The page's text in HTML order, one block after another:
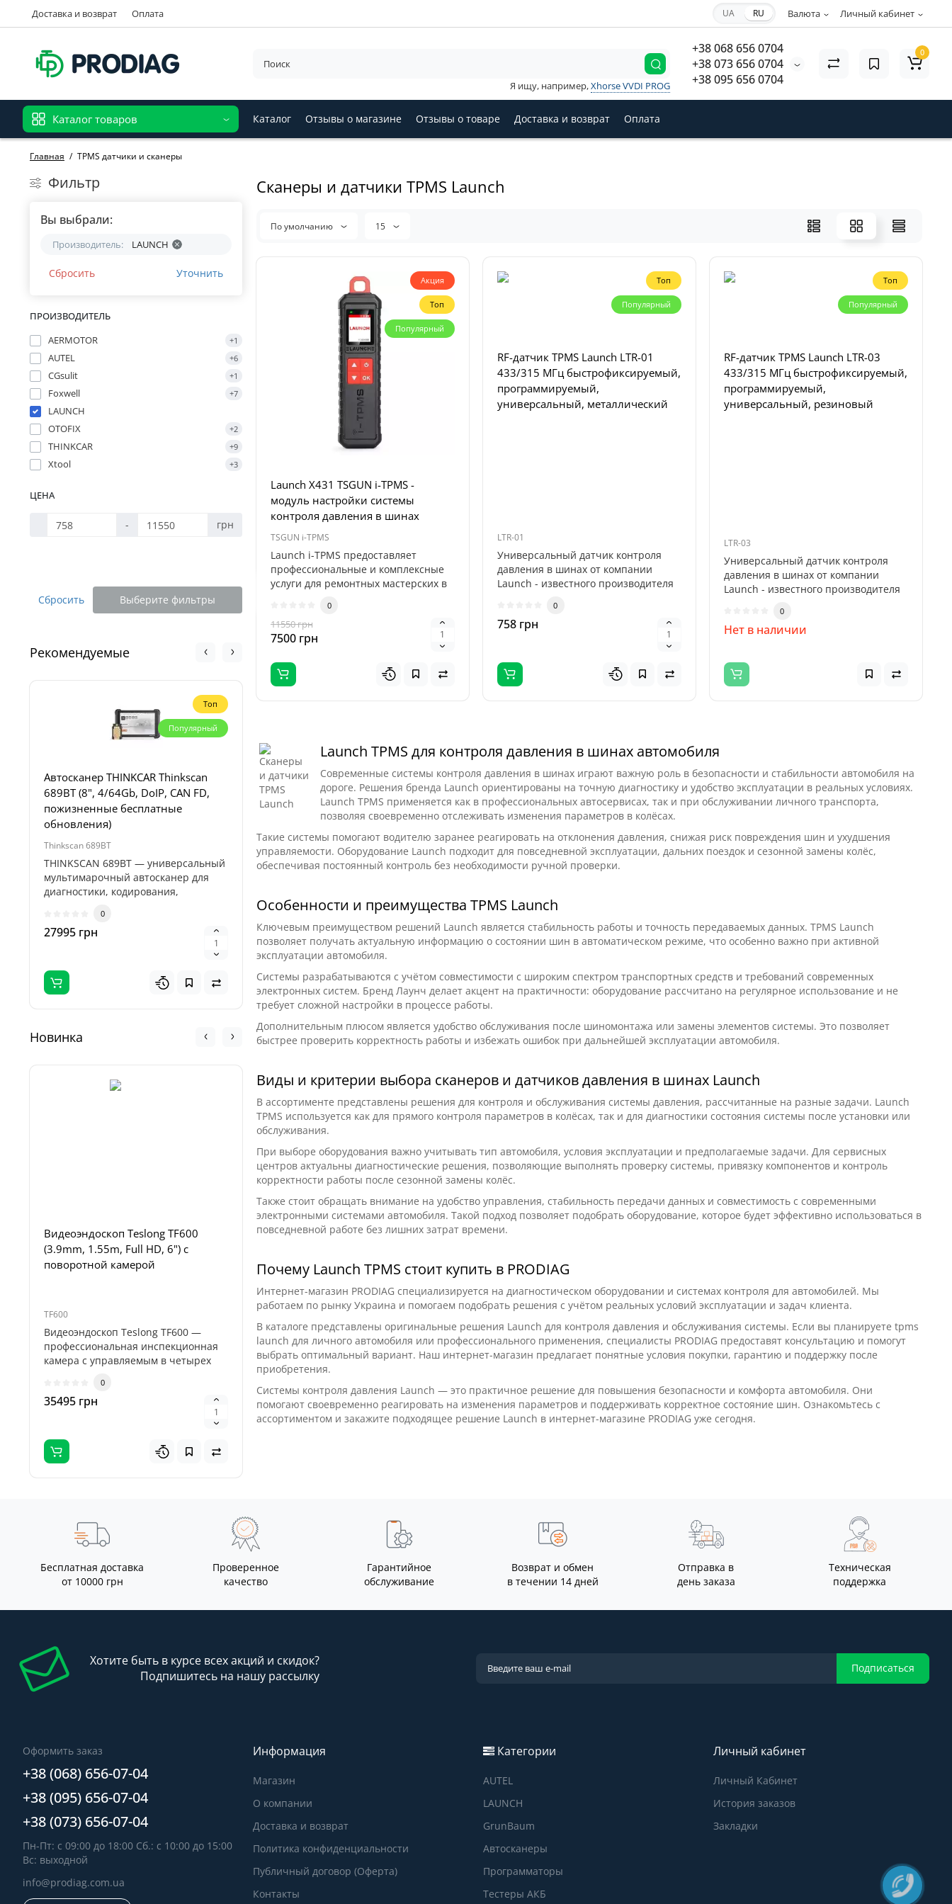
Доставка и возврат Оплата Личный кабинет
Валюта
UA RU
+38 068 656 0704
+38 073 656 0704
+38 095 656 0704
Я ищу, например,Xhorse VVDI PROG
0
Каталог товаров Каталог Отзывы о магазине Отзывы о товаре Доставка и возврат Оплата
Главная TPMS датчики и сканеры
Фильтр
Вы выбрали:
Производитель: LAUNCH
Сбросить Уточнить
ПРОИЗВОДИТЕЛЬ
AERMOTOR
+1
AUTEL +6
CGsulit +1
Foxwell +7
LAUNCH
OTOFIX
+2
THINKCAR +9
Xtool +3
ЦЕНА
- грн
Сбросить Выберите фильтры
Рекомендуемые
Топ
Популярный
Автосканер THINKCAR Thinkscan
689BT (8", 4/64Gb, DoIP, CAN FD,
пожизненные бесплатные
обновления)
Thinkscan 689BT
THINKSCAN 689BT — универсальный
мультимарочный автосканер для
диагностики, кодирования,
0
27995 грн
Пуско-зарядное устройство
Profiline Titan 32000 (32000mAh,
4000А, 12V, 118.4Wh)
Пуско-зарядное устройство Profiline
предназначенный дл..
0
5995 грн
Новинка
Видеоэндоскоп Teslong TF600
(3.9mm, 1.55m, Full HD, 6") с
поворотной камерой
TF600
Видеоэндоскоп Teslong TF600 —
профессиональная инспекционная
камера с управляемым в четырех
0
35495 грн
Комплект зеркал Teslong 5-Mirror
NTG100/150/450/500 (5 шт.)
Teslong 5-Mirror Set
Teslong 5-Mirror Set — комплект из
пяти сменных боковых зеркал для
бороскопов Teslong серий NTG100, ..
895 грн
Паяльная станция YIHUA 992D-III 3
в 1 (C210 1140W; C245 1220W;
термофен 1000W)
992D-III
Паяльная станция YIHUA 992D-III 2 в
1 — профессиональная
комбинированная станция для
8295 грн
Сканеры и датчики TPMS Launch
По умолчанию 15
Акция
Топ
Популярный
Launch X431 TSGUN i-TPMS -
модуль настройки системы
контроля давления в шинах
TSGUN i-TPMS
Launch i-TPMS предоставляет
профессиональные и комплексные
услуги для ремонтных мастерских в
0
11550 грн
7500 грн
Топ
Популярный
RF-датчик TPMS Launch LTR-01
433/315 МГц быстрофиксируемый,
программируемый,
универсальный, металлический
LTR-01
Универсальный датчик контроля
давления в шинах от компании
Launch - известного производителя
0
758 грн
Топ
Популярный
RF-датчик TPMS Launch LTR-03
433/315 МГц быстрофиксируемый,
программируемый,
универсальный, резиновый
LTR-03
Универсальный датчик контроля
давления в шинах от компании
Launch - известного производителя
0
Нет в наличии
Launch TPMS для контроля давления в шинах автомобиля
Современные системы контроля давления в шинах играют важную роль в безопасности и стабильности автомобиля на
дороге. Решения бренда Launch ориентированы на точную диагностику и удобство эксплуатации в реальных условиях.
Launch TPMS применяется как в профессиональных автосервисах, так и при обслуживании личного транспорта,
позволяя своевременно отслеживать изменения параметров в колёсах.
Такие системы помогают водителю заранее реагировать на отклонения давления, снижая риск повреждения шин и ухудшения
управляемости. Оборудование Launch подходит для повседневной эксплуатации, дальних поездок и сезонной замены колёс,
обеспечивая постоянный контроль без необходимости ручной проверки.
Особенности и преимущества TPMS Launch
Ключевым преимуществом решений Launch является стабильность работы и точность передаваемых данных. TPMS Launch
позволяет получать актуальную информацию о состоянии шин в автоматическом режиме, что особенно важно при активной
эксплуатации автомобиля.
Системы разрабатываются с учётом совместимости с широким спектром транспортных средств и требований современных
электронных систем. Бренд Лаунч делает акцент на практичности: оборудование рассчитано на регулярное использование и не
требует сложной настройки в процессе работы.
Дополнительным плюсом является удобство обслуживания после шиномонтажа или замены элементов системы. Это позволяет
быстрее проверить корректность работы и избежать ошибок при дальнейшей эксплуатации автомобиля.
Виды и критерии выбора сканеров и датчиков давления в шинах Launch
В ассортименте представлены решения для контроля и обслуживания системы давления, рассчитанные на разные задачи. Launch
TPMS используется как для прямого контроля параметров в колёсах, так и для диагностики состояния системы после установки или
обслуживания.
При выборе оборудования важно учитывать тип автомобиля, условия эксплуатации и предполагаемые задачи. Для сервисных
центров актуальны диагностические решения, позволяющие выполнять проверку системы, привязку компонентов и контроль
корректности работы после сезонной замены колёс.
Также стоит обращать внимание на удобство управления, стабильность передачи данных и совместимость с современными
электронными системами автомобиля. Такой подход позволяет подобрать оборудование, которое будет эффективно использоваться в
повседневной работе без лишних затрат времени.
Почему Launch TPMS стоит купить в PRODIAG
Интернет-магазин PRODIAG специализируется на диагностическом оборудовании и системах контроля для автомобилей. Мы
работаем по рынку Украина и помогаем подобрать решения с учётом реальных условий эксплуатации и задач клиента.
В каталоге представлены оригинальные решения Launch для контроля давления и обслуживания системы. Если вы планируете tpms
launch для личного автомобиля или профессионального применения, специалисты PRODIAG предоставят консультацию и помогут
выбрать оптимальный вариант. Наш интернет-магазин предлагает понятные условия покупки, гарантию и поддержку после
приобретения.
Системы контроля давления Launch — это практичное решение для повышения безопасности и комфорта автомобиля. Они
помогают своевременно реагировать на изменения параметров и поддерживать корректное состояние шин. Ознакомьтесь с
ассортиментом и закажите подходящее решение Launch в интернет-магазине PRODIAG уже сегодня.
Бесплатная доставка
от 10000 грн
Проверенное
качество
Гарантийное
обслуживание
Возврат и обмен
в течении 14 дней
Отправка в
день заказа
Техническая
поддержка
Хотите быть в курсе всех акций и скидок?
Подпишитесь на нашу рассылку
Подписаться
Оформить заказ
+38 (068) 656-07-04
+38 (095) 656-07-04
+38 (073) 656-07-04
Пн-Пт: с 09:00 до 18:00 Сб.: с 10:00 до 15:00
Вс: выходной
info@prodiag.com.ua
Информация
Магазин
О компании
Доставка и возврат
Политика конфиденциальности
Публичный договор (Оферта)
Контакты
Категории
AUTEL
LAUNCH
GrunBaum
Автосканеры
Программаторы
Тестеры АКБ
Личный кабинет
Личный Кабинет
История заказов
Закладки